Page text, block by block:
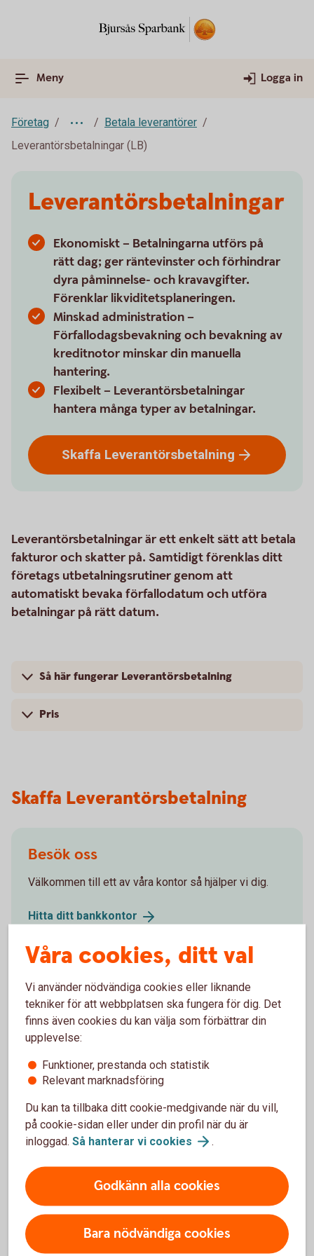
Meny Logga in
Företag
Betala leverantörer
Leverantörsbetalningar (LB)
Leverantörsbetalningar
Ekonomiskt – Betalningarna utförs på
rätt dag; ger räntevinster och förhindrar
dyra påminnelse- och kravavgifter.
Förenklar likviditetsplaneringen.
Minskad administration –
Förfallodagsbevakning och bevakning av
kreditnotor minskar din manuella
hantering.
Flexibelt – Leverantörsbetalningar
hantera många typer av betalningar.
Skaffa Leverantörsbetalning
Leverantörsbetalningar är ett enkelt sätt att betala
fakturor och skatter på. Samtidigt förenklas ditt
företags utbetalningsrutiner genom att
automatiskt bevaka förfallodatum och utföra
betalningar på rätt datum.
Så här fungerar Leverantörsbetalning
Pris
Skaffa Leverantörsbetalning
Besök oss
Välkommen till ett av våra kontor så hjälper vi dig.
Hitta ditt bankkontor
Ring oss
Ring oss för att få hjälp med företagets affärer.
Ring 023-70 58 60
internetbanken för företag
Få svar på dina frågor om beloppsgränser, lönelista,
elektronisk faktura och mycket mer som gäller
internetbanken för företag.
Våra cookies, ditt val
Vi använder nödvändiga cookies eller liknande
tekniker för att webbplatsen ska fungera för dig. Det
finns även cookies du kan välja som förbättrar din
upplevelse:
Funktioner, prestanda och statistik
Relevant marknadsföring
Du kan ta tillbaka ditt cookie-medgivande när du vill,
på cookie-sidan eller under din profil när du är
inloggad. Så hanterar vi cookies .
Godkänn alla cookies
Bara nödvändiga cookies